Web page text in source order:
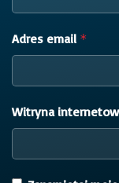
Adres email *
Witryna